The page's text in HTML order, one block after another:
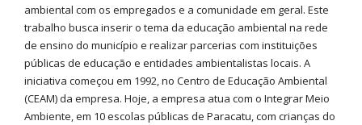
ambiental com os empregados e a comunidade em geral. Este
trabalho busca inserir o tema da educação ambiental na rede
de ensino do município e realizar parcerias com instituições
públicas de educação e entidades ambientalistas locais. A
iniciativa começou em 1992, no Centro de Educação Ambiental
(CEAM) da empresa. Hoje, a empresa atua com o Integrar Meio
Ambiente, em 10 escolas públicas de Paracatu, com crianças do